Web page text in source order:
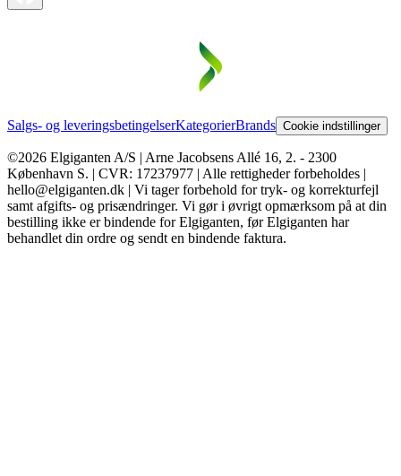
Salgs- og leveringsbetingelserKategorierBrands Cookie indstillinger
©2026 Elgiganten A/S | Arne Jacobsens Allé 16, 2. - 2300
København S. | CVR: 17237977 | Alle rettigheder forbeholdes |
hello@elgiganten.dk | Vi tager forbehold for tryk- og korrekturfejl
samt afgifts- og prisændringer. Vi gør i øvrigt opmærksom på at din
bestilling ikke er bindende for Elgiganten, før Elgiganten har
behandlet din ordre og sendt en bindende faktura.